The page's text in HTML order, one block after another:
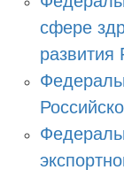
сфере
развития